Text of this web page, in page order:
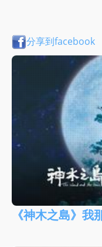
分享到facebook
《神木之島》我